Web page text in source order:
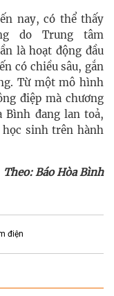
nay, có thể thấy
do Trung tâm
là hoạt động đầu
có chiều sâu, gắn
Từ một mô hình
điệp mà chương
Bình đang lan toả,
sinh trên hành
Theo: Báo Hòa Bình
điện